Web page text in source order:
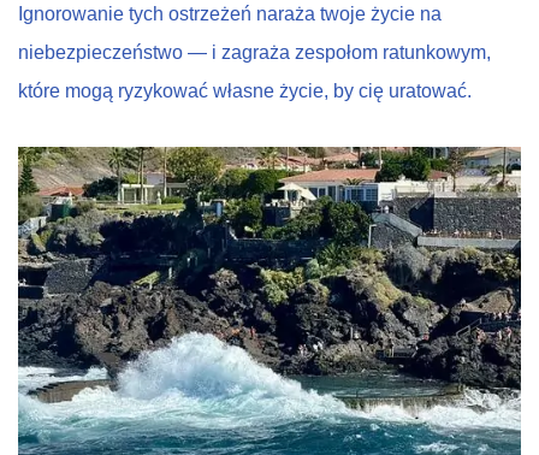
Ignorowanie tych ostrzeżeń naraża twoje życie na
niebezpieczeństwo — i zagraża zespołom ratunkowym,
które mogą ryzykować własne życie, by cię uratować.